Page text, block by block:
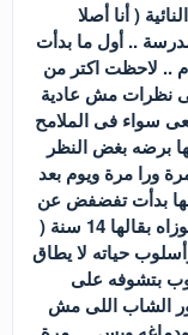
( أنا أصلا
.. أول ما بدأت
كان عمرى 28 عام وهى حوالى 34 عام .. لاحظت اكتر من
لى نظرات مش عادية
سواء فى الملامح
برضه بغض النظر
ورا مرة ويوم بعد
بدأت تفضفض عن
حياتها وعرفت انها بتعانى مع جوزها اللى متجوزاه بقالها 14 سنة (
أسلوبه وأسلوب حياته لا يطاق
بتشوفه على
الشاب اللى مش